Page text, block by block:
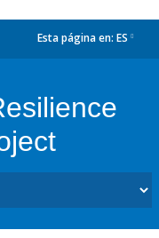
Esta página en: ES